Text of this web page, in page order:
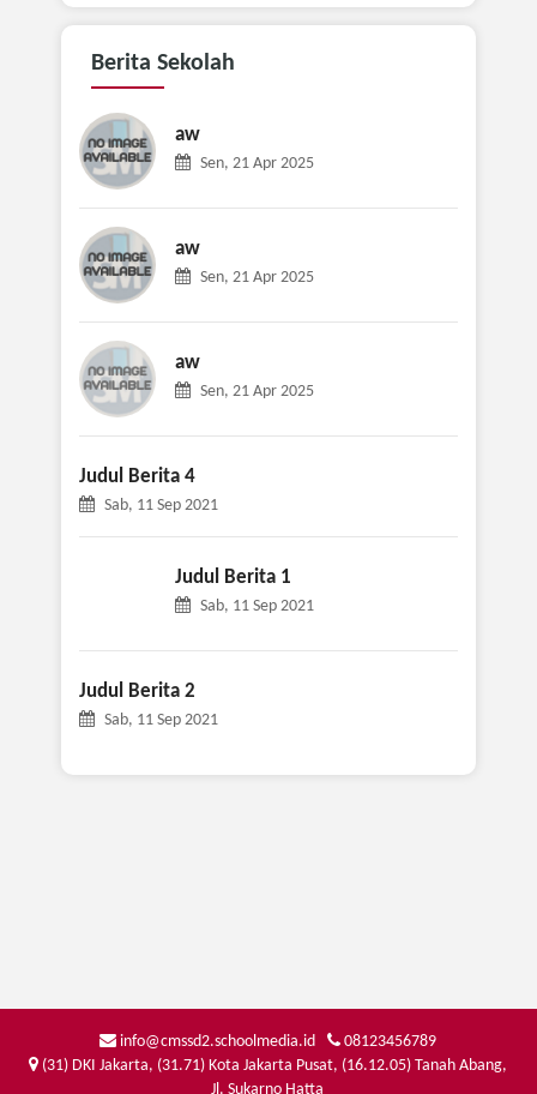
Berita Sekolah
aw
Sen, 21 Apr 2025
aw
Sen, 21 Apr 2025
aw
Sen, 21 Apr 2025
Judul Berita 4
Sab, 11 Sep 2021
Judul Berita 1
Sab, 11 Sep 2021
Judul Berita 2
Sab, 11 Sep 2021
info@cmssd2.schoolmedia.id
08123456789
(31) DKI Jakarta, (31.71) Kota Jakarta Pusat, (16.12.05) Tanah Abang,
Jl. Sukarno Hatta